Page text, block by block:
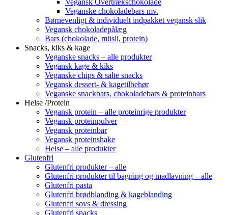
Veganske chokoladebars mv.
Børnevenligt & individuelt indpakket vegansk slik
Vegansk chokoladepålæg
Bars (chokolade, müsli, protein)
Snacks, kiks & kage
Veganske snacks – alle produkter
Vegansk kage & kiks
Veganske chips & salte snacks
Vegansk dessert- & kagetilbehør
Veganske snackbars, chokoladebars & proteinbars
Helse /Protein
Vegansk protein – alle proteinrige produkter
Vegansk proteinpulver
Vegansk proteinbar
Vegansk proteinshake
Helse – alle produkter
Glutenfri
Glutenfri produkter – alle
Glutenfri produkter til bagning og madlavning – alle
Glutenfri pasta
Glutenfri brødblanding & kageblanding
Glutenfri sovs & dressing
Glutenfri snacks